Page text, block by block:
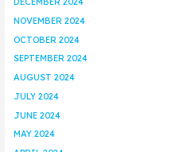
NOVEMBER 2024
OCTOBER 2024
SEPTEMBER 2024
AUGUST 2024
JULY 2024
JUNE 2024
MAY 2024